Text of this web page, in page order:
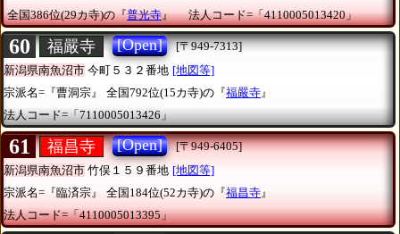
全国386位(29カ寺)の『普光寺』 法人コード=「4110005013420」
60 福嚴寺 [Open]
[〒949-7313]
新潟県南魚沼市 今町５３２番地 [地図等]
宗派名=『曹洞宗』
全国792位(15カ寺)の『福嚴寺』
法人コード=「7110005013426」
61 福昌寺 [Open]
[〒949-6405]
新潟県南魚沼市 竹俣１５９番地 [地図等]
宗派名=『臨済宗』
全国184位(52カ寺)の『福昌寺』
法人コード=「4110005013395」